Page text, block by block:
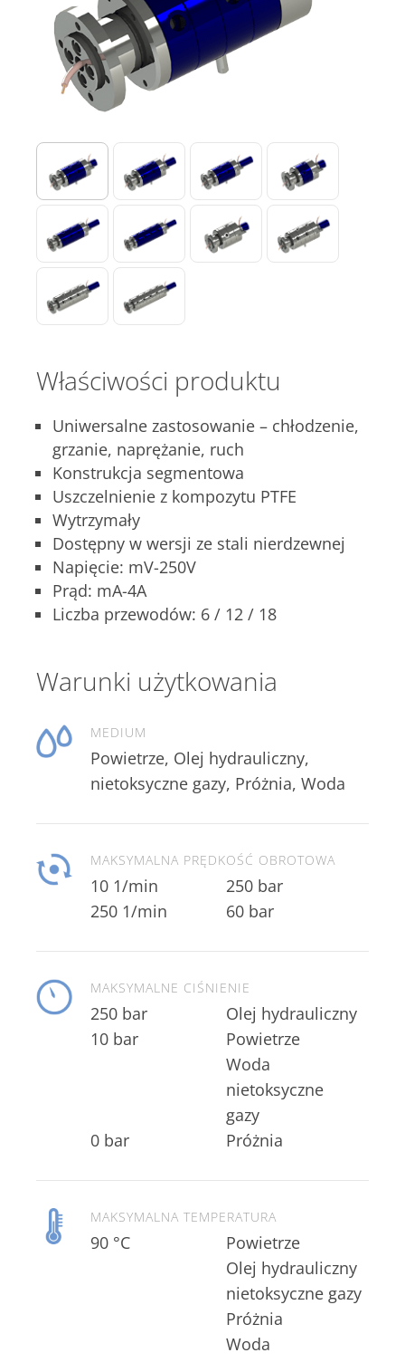
Warunki użytkowania
MEDIUM
Powietrze, Olej hydrauliczny,
nietoksyczne gazy, Próżnia, Woda
MAKSYMALNA PRĘDKOŚĆ OBROTOWA
10 1/min
250 bar
250 1/min
60 bar
MAKSYMALNE CIŚNIENIE
250 bar
Olej hydrauliczny
10 bar
nietoksyczne
gazy
0 bar
Próżnia
MAKSYMALNA TEMPERATURA
90 °C
Woda
Właściwości produktu
Uniwersalne zastosowanie – chłodzenie,
grzanie, naprężanie, ruch
Konstrukcja segmentowa
Uszczelnienie z kompozytu PTFE
Wytrzymały
Dostępny w wersji ze stali nierdzewnej
Napięcie: mV-250V
Prąd: mA-4A
Liczba przewodów: 6 / 12 / 18